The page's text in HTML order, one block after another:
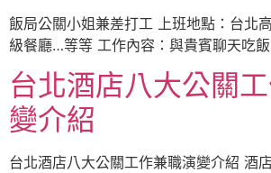
飯局公關小姐兼差打工 上班地點：台北
級餐廳…等等 工作內容：與貴賓聊天吃
台北酒店八大公關
變介紹
台北酒店八大公關工作兼職演變介紹 酒